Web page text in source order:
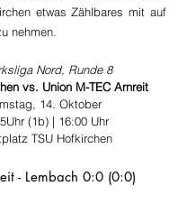
etwas Zählbares mit auf
nehmen.
Nord, Runde 8
vs. Union M-TEC Arnreit
14. Oktober
(1b) | 16:00 Uhr
TSU Hofkirchen
- Lembach 0:0 (0:0)